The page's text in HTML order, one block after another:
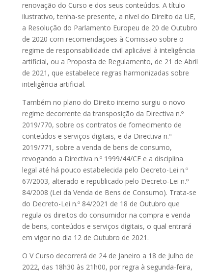
renovação do Curso e dos seus conteúdos. A título
ilustrativo, tenha-se presente, a nível do Direito da UE,
a Resolução do Parlamento Europeu de 20 de Outubro
de 2020 com recomendações à Comissão sobre o
regime de responsabilidade civil aplicável à inteligência
artificial, ou a Proposta de Regulamento, de 21 de Abril
de 2021, que estabelece regras harmonizadas sobre
inteligência artificial.
Também no plano do Direito interno surgiu o novo
regime decorrente da transposição da Directiva n.º
2019/770, sobre os contratos de fornecimento de
conteúdos e serviços digitais, e da Directiva n.º
2019/771, sobre a venda de bens de consumo,
revogando a Directiva n.º 1999/44/CE e a disciplina
legal até há pouco estabelecida pelo Decreto-Lei n.º
67/2003, alterado e republicado pelo Decreto-Lei n.º
84/2008 (Lei da Venda de Bens de Consumo). Trata-se
do Decreto-Lei n.º 84/2021 de 18 de Outubro que
regula os direitos do consumidor na compra e venda
de bens, conteúdos e serviços digitais, o qual entrará
em vigor no dia 12 de Outubro de 2021.
O V Curso decorrerá de 24 de Janeiro a 18 de Julho de
2022, das 18h30 às 21h00, por regra à segunda-feira,